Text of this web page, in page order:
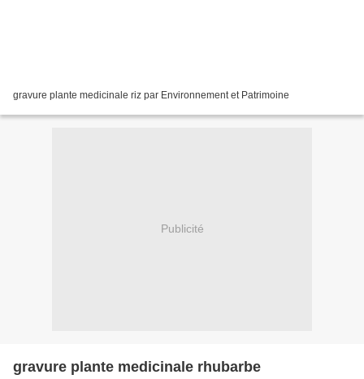
gravure plante medicinale riz par Environnement et Patrimoine
Publicité
gravure plante medicinale rhubarbe